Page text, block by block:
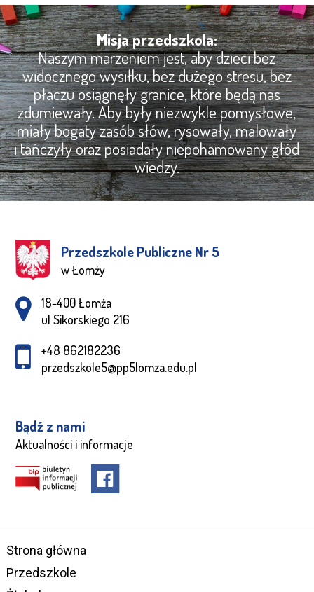
Misja przedszkola:
Naszym marzeniem jest, aby dzieci bez
widocznego wysiłku, bez dużego stresu, bez
płaczu osiągnęły granice, które będą nas
zdumiewały. Aby były niezwykle pomysłowe,
miały bogaty zasób słów, rysowały, malowały
i tańczyły oraz posiadały niepohamowany głód
wiedzy.
Przedszkole Publiczne Nr 5
w Łomży
Adres pocztowy:
18-400 Łomża
ul Sikorskiego 216
+48 862182236
przedszkole5@pp5lomza.edu.pl
Bądź z nami
Aktualności i informacje
Strona główna
Przedszkole